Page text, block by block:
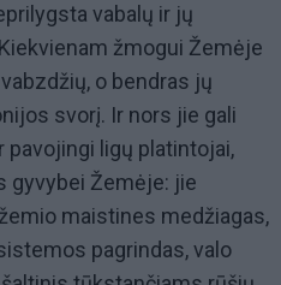
vabalų ir jų
žmogui Žemėje
o bendras jų
svorį. Ir nors jie gali
pavojingi ligų platintojai,
gyvybei Žemėje: jie
maistines medžiagas,
pagrindas, valo